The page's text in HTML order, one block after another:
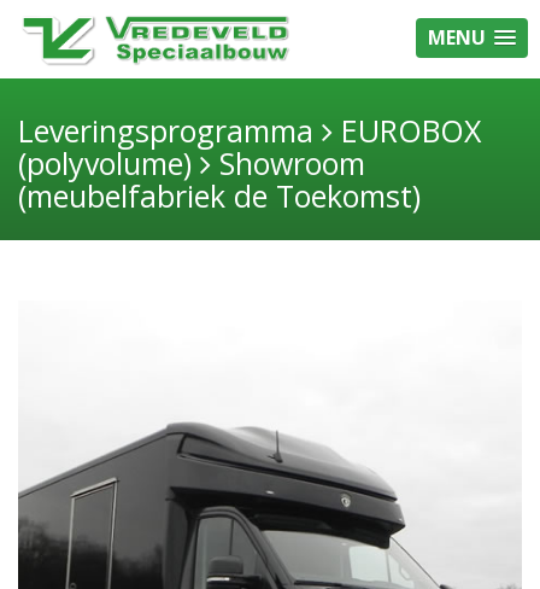
MENU
Leveringsprogramma EUROBOX
(polyvolume) Showroom
(meubelfabriek de Toekomst)